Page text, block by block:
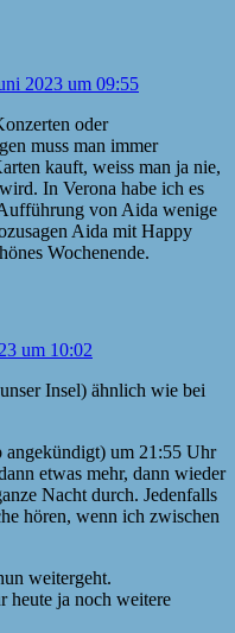
2023 um 09:55
oder
muss man immer
kauft, weiss man ja nie,
In Verona habe ich es
von Aida wenige
Aida mit Happy
Wochenende.
um 10:02
Insel) ähnlich wie bei
um 21:55 Uhr
etwas mehr, dann wieder
Nacht durch. Jedenfalls
hören, wenn ich zwischen
weitergeht.
heute ja noch weitere